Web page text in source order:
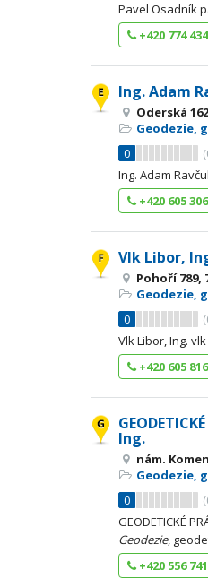
Pavel Osadník
+420 774
Ing. Adam
Oderská
Geodezie,
0
(
Ing. Adam
+420 605
Vlk Libor,
Pohoří 789,
Geodezie,
0
(
Vlk Libor, Ing.
+420 605
Ing.
nám.
Geodezie,
0
(
GEODETICKÉ
Geodezie,
+420 556